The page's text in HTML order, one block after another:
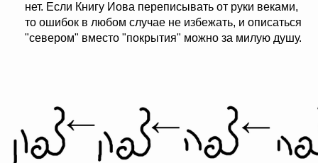
нет. Если Книгу Иова переписывать от руки веками,
то ошибок в любом случае не избежать, и описаться
"севером" вместо "покрытия" можно за милую душу.